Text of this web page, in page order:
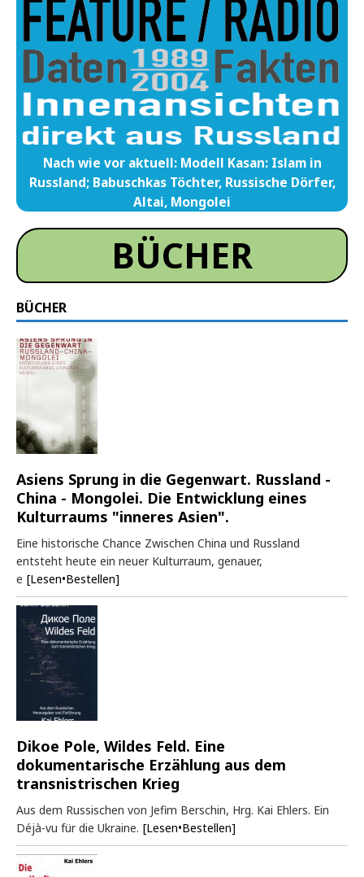
Nach wie vor aktuell: Modell Kasan: Islam in
Russland; Babuschkas Töchter, Russische Dörfer,
Altai, Mongolei
BÜCHER
BÜCHER
Asiens Sprung in die Gegenwart. Russland -
China - Mongolei. Die Entwicklung eines
Kulturraums "inneres Asien".
Eine historische Chance Zwischen China und Russland
entsteht heute ein neuer Kulturraum, genauer,
e [Lesen•Bestellen]
Dikoe Pole, Wildes Feld. Eine
dokumentarische Erzählung aus dem
transnistrischen Krieg
Aus dem Russischen von Jefim Berschin, Hrg. Kai Ehlers. Ein
Déjà-vu für die Ukraine. [Lesen•Bestellen]